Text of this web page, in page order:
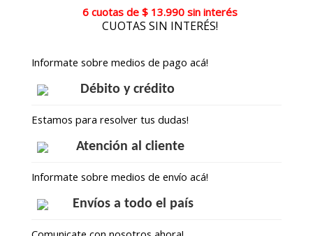
6 cuotas de $ 13.990 sin interés
CUOTAS SIN INTERÉS!
Informate sobre medios de pago acá!
Débito y crédito
Estamos para resolver tus dudas!
Atención al cliente
Informate sobre medios de envío acá!
Envíos a todo el país